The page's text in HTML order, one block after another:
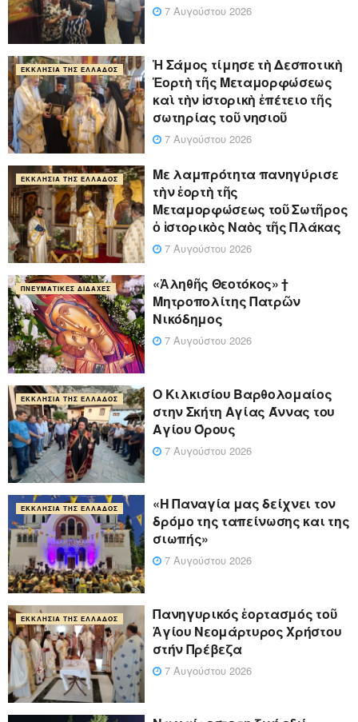
7 Αυγούστου 2026
ΕΚΚΛΗΣΊΑ ΤΗΣ ΕΛΛΆΔΟΣ
Ἡ Σάμος τίμησε τὴ Δεσποτικὴ
Ἑορτὴ τῆς Μεταμορφώσεως
καὶ τὴν ἱστορικὴ ἐπέτειο τῆς
σωτηρίας τοῦ νησιοῦ
7 Αυγούστου 2026
ΕΚΚΛΗΣΊΑ ΤΗΣ ΕΛΛΆΔΟΣ
Με λαμπρότητα πανηγύρισε
τὴν ἑορτὴ τῆς
Μεταμορφώσεως τοῦ Σωτῆρος
ὁ ἱστορικὸς Ναὸς τῆς Πλάκας
7 Αυγούστου 2026
ΠΝΕΥΜΑΤΙΚΈΣ ΔΙΔΑΧΈΣ
«Ἀληθῆς Θεοτόκος» †
Μητροπολίτης Πατρῶν
Νικόδημος
7 Αυγούστου 2026
ΕΚΚΛΗΣΊΑ ΤΗΣ ΕΛΛΆΔΟΣ
Ο Κιλκισίου Βαρθολομαίος
στην Σκήτη Αγίας Άννας του
Αγίου Όρους
7 Αυγούστου 2026
ΕΚΚΛΗΣΊΑ ΤΗΣ ΕΛΛΆΔΟΣ
«Η Παναγία μας δείχνει τον
δρόμο της ταπείνωσης και της
σιωπής»
7 Αυγούστου 2026
ΕΚΚΛΗΣΊΑ ΤΗΣ ΕΛΛΆΔΟΣ
Πανηγυρικός ἑορτασμός τοῦ
Ἁγίου Νεομάρτυρος Χρήστου
στήν Πρέβεζα
7 Αυγούστου 2026